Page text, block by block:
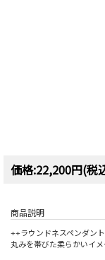
価格:22,200円(税
商品説明
++ラウンドネスペンダン
丸みを帯びた柔らかいイ